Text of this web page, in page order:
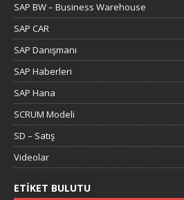
SAP BW – Business Warehouse
SAP CAR
SAP Danışmanı
SAP Haberleri
SAP Hana
SCRUM Modeli
SD – Satış
Videolar
ETIKET BULUTU